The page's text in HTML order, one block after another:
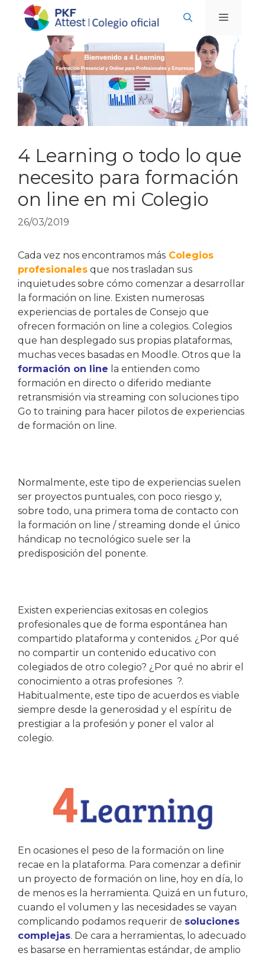
Saltar
contenido
MENÚ
4 Learning o todo lo que
necesito para formación
on line en mi Colegio
26/03/2019
Cada vez nos encontramos más Colegios
profesionales que nos trasladan sus
inquietudes sobre cómo comenzar a desarrollar
la formación on line. Existen numerosas
experiencias de portales de Consejo que
ofrecen formación on line a colegios. Colegios
que han desplegado sus propias plataformas,
muchas veces basadas en Moodle. Otros que la
formación on line la entienden como
formación en directo o diferido mediante
retransmisión via streaming con soluciones tipo
Go to training para hacer pilotos de experiencias
de formación on line.
Normalmente, este tipo de experiencias suelen
ser proyectos puntuales, con poco riesgo y,
sobre todo, una primera toma de contacto con
la formación on line / streaming donde el único
hándicap no tecnológico suele ser la
predisposición del ponente.
Existen experiencias exitosas en colegios
profesionales que de forma espontánea han
compartido plataforma y contenidos. ¿Por qué
no compartir un contenido educativo con
colegiados de otro colegio? ¿Por qué no abrir el
conocimiento a otras profesiones ?.
Habitualmente, este tipo de acuerdos es viable
siempre desde la generosidad y el espíritu de
prestigiar a la profesión y poner el valor al
colegio.
En ocasiones el peso de la formación on line
recae en la plataforma. Para comenzar a definir
un proyecto de formación on line, hoy en día, lo
de menos es la herramienta. Quizá en un futuro,
cuando el volumen y las necesidades se vayan
complicando podamos requerir de soluciones
complejas. De cara a herramientas, lo adecuado
es basarse en herramientas estándar, de amplio